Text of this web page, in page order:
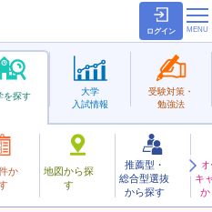
ログイン
を探す
か
地図から探
す
推薦型・
総合型選抜
から探す
キ
か
大学
入試情報
受験対策・
勉強法
お気に入り